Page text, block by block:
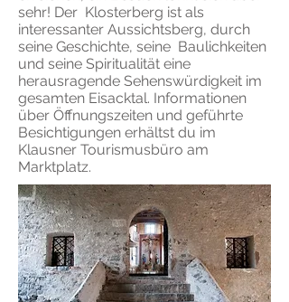
sehr! Der Klosterberg ist als
interessanter Aussichtsberg, durch
seine Geschichte, seine Baulichkeiten
und seine Spiritualität eine
herausragende Sehenswürdigkeit im
gesamten Eisacktal. Informationen
über Öffnungszeiten und geführte
Besichtigungen erhältst du im
Klausner Tourismusbüro am
Marktplatz.